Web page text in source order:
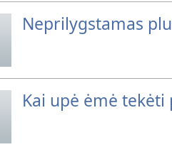
Neprilygstamas
Kai upė ėmė tekėti